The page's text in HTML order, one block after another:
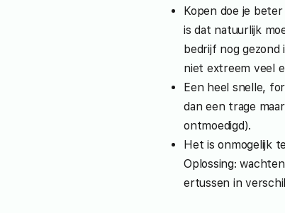
Kopen doe je
is dat natuurlijk
bedrijf nog gezond
niet extreem veel
Een heel snelle,
dan een trage
ontmoedigd).
Het is onmogelijk
Oplossing:
ertussen in